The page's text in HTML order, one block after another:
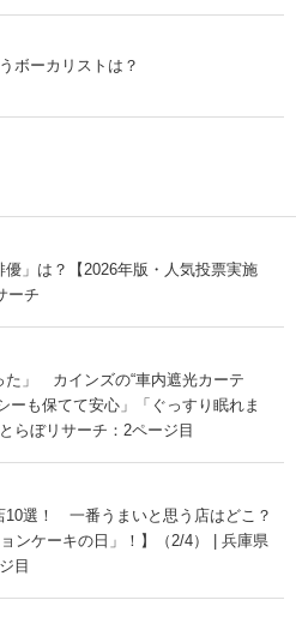
ボーカリストは？
」は？【2026年版・人気投票実施
ーチ
た」 カインズの“車内遮光カーテ
も保てて安心」「ぐっすり眠れま
らぼリサーチ：2ページ目
10選！ 一番うまいと思う店はどこ？
ンケーキの日」！】（2/4） | 兵庫県
目